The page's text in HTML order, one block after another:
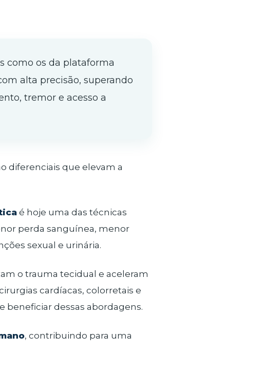
como os da plataforma
alta precisão, superando
tremor e acesso a
diferenciais que elevam a
é hoje uma das técnicas
perda sanguínea, menor
sexual e urinária.
o trauma tecidual e aceleram
cardíacas, colorretais e
beneficiar dessas abordagens.
, contribuindo para uma